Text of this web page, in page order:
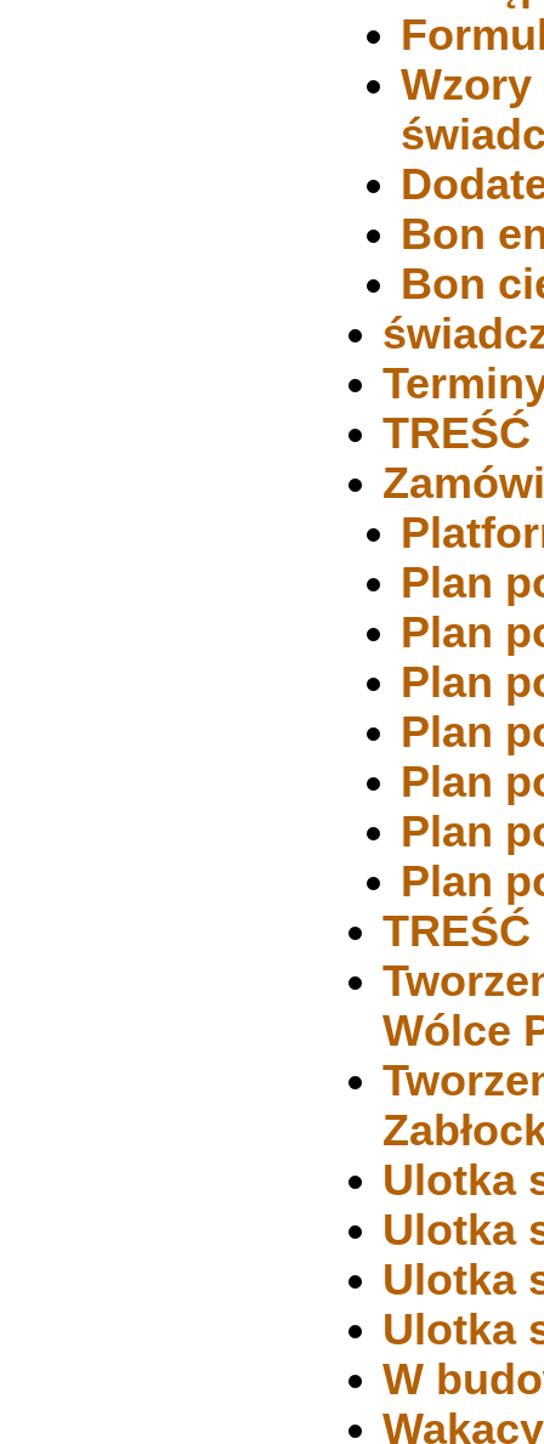
Wzory
Bon
Bon
TREŚĆ
Plan
Plan
Plan
Plan
Plan
Plan
Plan
TREŚĆ
Wólce
Ulotka
Ulotka
Ulotka
Ulotka
W